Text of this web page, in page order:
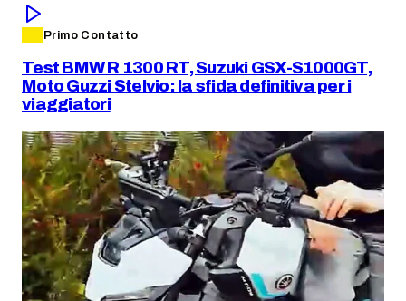
Primo Contatto
Test BMW R 1300 RT, Suzuki GSX-S1000GT,
Moto Guzzi Stelvio: la sfida definitiva per i
viaggiatori